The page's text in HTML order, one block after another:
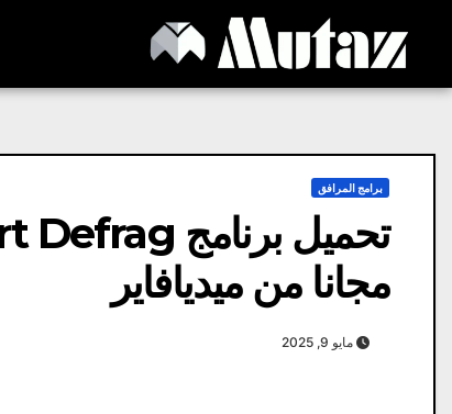
content
برامج المرافق
مجانا من ميديافاير
مايو 9, 2025